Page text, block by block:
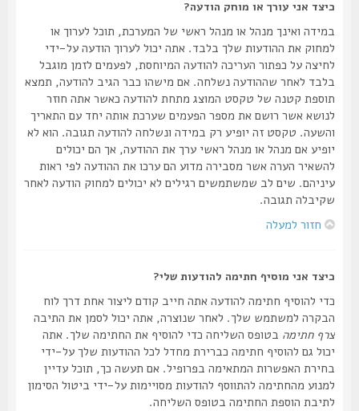
כיצד אני עורך או מוחק הודעה?
במידה ואינך מנהל או מנהל ראשי של המערכת, תוכל לערוך או
למחוק את ההודעות שלך בלבד. אתה יכול לערוך הודעה על-ידי
לחיצה על כפתור העריכה להודעה המיוחסת, לפעמים לזמן מוגבל
בלבד לאחר שההודעה נשלחה. אם מישהו כבר הגיב להודעה, תמצא
תוספת קטנה של טקסט המוצג מתחת להודעה כאשר אתה חוזר
לנושא אשר רושם את מספר הפעמים שערכת אותה יחד עם התאריך
והשעה. טקסט זה יופיע רק במידה ונשלחה להודעה תגובה. הוא לא
יופיע אם מנהל או מנהל ראשי ערך את ההודעה, אך הם יכולים
להשאיר הערה אשר מסבירה מדוע הם ערכו את ההודעה לפי ראות
עיניהם. שים לב שמשתמשים רגילים לא יכולים למחוק הודעה לאחר
שקיבלה תגובה.
חזור למעלה
כיצד אני מוסיף חתימה להודעות שלי?
כדי להוסיף חתימה להודעה אתה חייב קודם ליצור אחת דרך לוח
הבקרה למשתמש שלך. לאחר שנוצרה, אתה יכול לסמן את התיבה
צרף חתימהבטופס השליחה כדי להוסיף את החתימה שלך. אתה
יכול גם להוסיף חתימה כברירת מחדל לכל ההודעות שלך על-ידי
בחירת האפשרות המתאימה בפרופיל. אם תעשה כך, תוכל עדיין
למנוע מהחתימה להתווסף להודעות מסויימות על-ידי ביטול הסימון
לתיבת הוספת החתימה בטופס השליחה.